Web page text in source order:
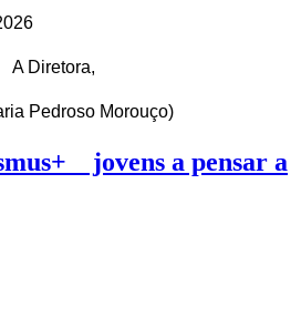
A Diretora,
Pedroso Morouço)
_ jovens a pensar a